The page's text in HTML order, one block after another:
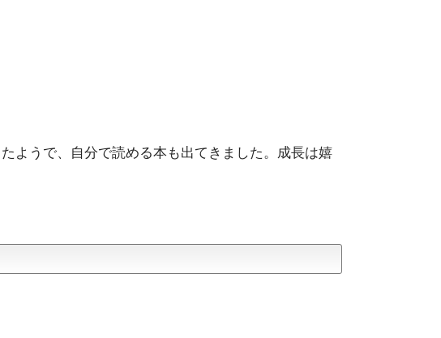
ようで、自分で読める本も出てきました。成長は嬉